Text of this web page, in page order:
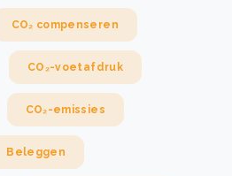
CO₂ compenseren
CO₂-voetafdruk
CO₂-emissies
Beleggen